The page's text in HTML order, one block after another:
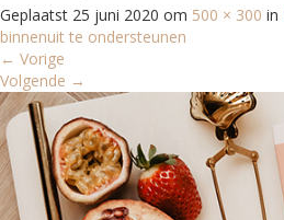
Geplaatst 25 juni 2020 om 500 × 300 in
binnenuit te ondersteunen
← Vorige
Volgende →